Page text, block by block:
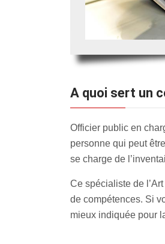
A quoi sert
Officier public en
personne qui peut
se charge de
Ce spécialiste de
de compétences. Si
mieux indiquée pour